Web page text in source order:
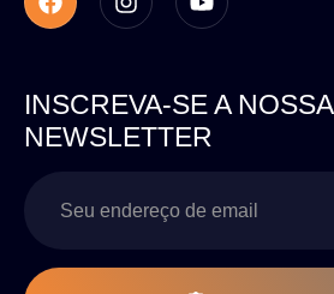
INSCREVA-SE A NOSSA
NEWSLETTER